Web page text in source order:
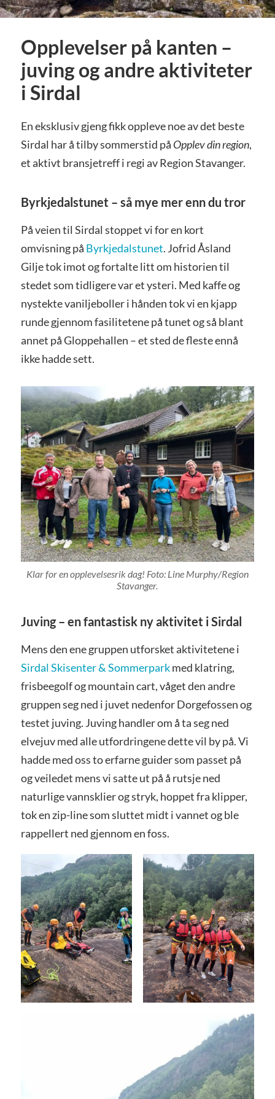
Opplevelser på kanten –
juving og andre aktiviteter
i Sirdal
En eksklusiv gjeng fikk oppleve noe av det beste
Sirdal har å tilby sommerstid på Opplev din region,
et aktivt bransjetreff i regi av Region Stavanger.
Byrkjedalstunet – så mye mer enn du tror
På veien til Sirdal stoppet vi for en kort
omvisning på Byrkjedalstunet. Jofrid Åsland
Gilje tok imot og fortalte litt om historien til
stedet som tidligere var et ysteri. Med kaffe og
nystekte vaniljeboller i hånden tok vi en kjapp
runde gjennom fasilitetene på tunet og så blant
annet på Gloppehallen – et sted de fleste ennå
ikke hadde sett.
Klar for en opplevelsesrik dag! Foto: Line Murphy/Region
Stavanger.
Juving – en fantastisk ny aktivitet i Sirdal
Mens den ene gruppen utforsket aktivitetene i
Sirdal Skisenter & Sommerparkmed klatring,
frisbeegolf og mountain cart, våget den andre
gruppen seg ned i juvet nedenfor Dorgefossen og
testet juving. Juving handler om å ta seg ned
elvejuv med alle utfordringene dette vil by på. Vi
hadde med oss to erfarne guider som passet på
og veiledet mens vi satte ut på å rutsje ned
naturlige vannsklier og stryk, hoppet fra klipper,
tok en zip-line som sluttet midt i vannet og ble
rappellert ned gjennom en foss.